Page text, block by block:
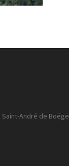
André de Boëge